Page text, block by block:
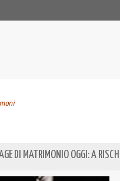
DI MATRIMONIO OGGI: A